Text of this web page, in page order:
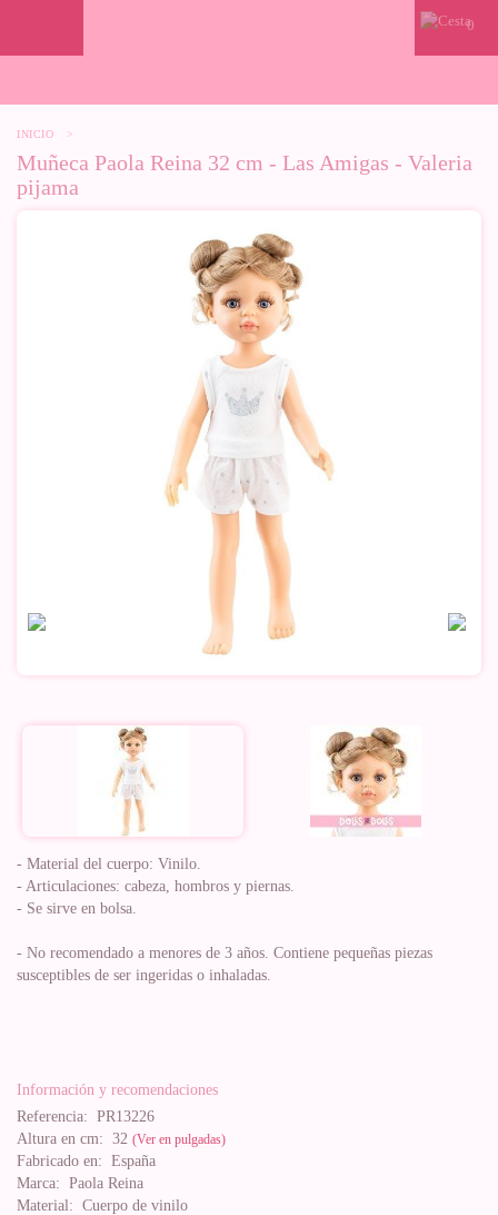
0
INICIO >
Muñeca Paola Reina 32 cm - Las Amigas - Valeria
pijama
- Material del cuerpo: Vinilo.
- Articulaciones: cabeza, hombros y piernas.
- Se sirve en bolsa.
- No recomendado a menores de 3 años. Contiene pequeñas piezas
susceptibles de ser ingeridas o inhaladas.
Información y recomendaciones
Referencia: PR13226
Altura en cm: 32 (Ver en pulgadas)
Fabricado en: España
Marca: Paola Reina
Material: Cuerpo de vinilo